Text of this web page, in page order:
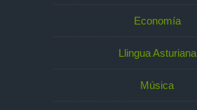
Economía
Llingua Asturiana
Música